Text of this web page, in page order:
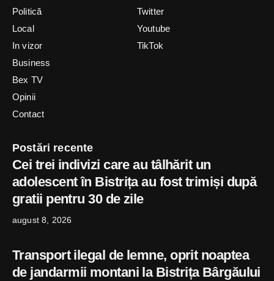
Politică
Local
In vizor
Business
Bex TV
Opinii
Contact
Twitter
Youtube
TikTok
Postări recente
Cei trei indivizi care au tâlhărit un
adolescent în Bistrița au fost trimiși după
gratii pentru 30 de zile
august 8, 2026
Transport ilegal de lemne, oprit noaptea
de jandarmii montani la Bistrița Bârgăului